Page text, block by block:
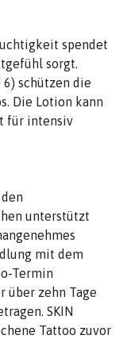
spendet
sorgt.
6) schützen die
Die Lotion kann
für intensiv
unterstützt
mit dem
Termin
über zehn Tage
SKIN
Tattoo zuvor